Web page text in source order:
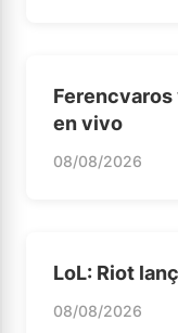
Ferencvaros
en vivo
08/08/2026
LoL: Riot
08/08/2026